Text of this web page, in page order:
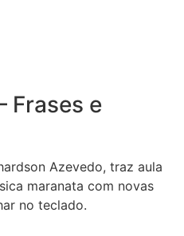
Frases e
Azevedo, traz aula
maranata com novas
no teclado.